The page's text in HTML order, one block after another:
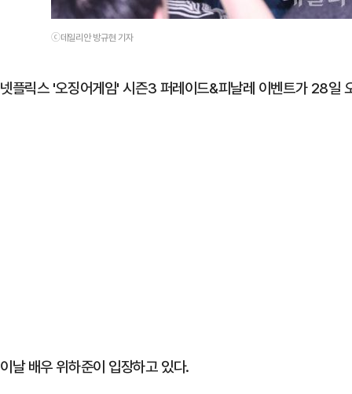
ⓒ데일리안 방규현 기자
넷플릭스 '오징어게임' 시즌3 퍼레이드&피날레 이벤트가 28일
이날 배우 위하준이 입장하고 있다.